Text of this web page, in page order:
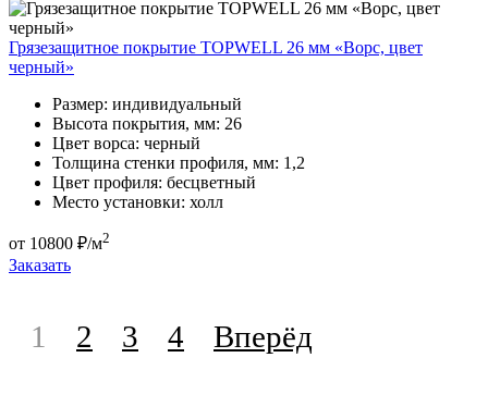
Грязезащитное покрытие TOPWELL 26 мм «Ворс, цвет
черный»
Размер: индивидуальный
Высота покрытия, мм: 26
Цвет ворса: черный
Толщина стенки профиля, мм: 1,2
Цвет профиля: бесцветный
Место установки: холл
от 10800 ₽/м2
Заказать
1 2 3 4 Вперёд